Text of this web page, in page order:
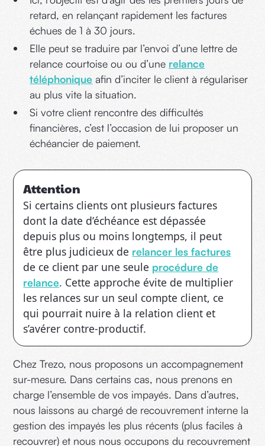
retard, en relançant rapidement les factures
échues de 1 à 30 jours.
Elle peut se traduire par l’envoi d’une lettre de
relance courtoise ou ou d’une relance
téléphonique afin d’inciter le client à régulariser
au plus vite la situation.
Si votre client rencontre des difficultés
financières, c’est l’occasion de lui proposer un
échéancier de paiement.
Attention
Si certains clients ont plusieurs factures
dont la date d’échéance est dépassée
depuis plus ou moins longtemps, il peut
être plus judicieux de relancer les factures
de ce client par une seule procédure de
relance. Cette approche évite de multiplier
les relances sur un seul compte client, ce
qui pourrait nuire à la relation client et
s’avérer contre-productif.
Chez Trezo, nous proposons un accompagnement
sur-mesure. Dans certains cas, nous prenons en
charge l’ensemble de vos impayés. Dans d’autres,
nous laissons au chargé de recouvrement interne la
gestion des impayés les plus récents (plus faciles à
recouvrer) et nous nous occupons du recouvrement